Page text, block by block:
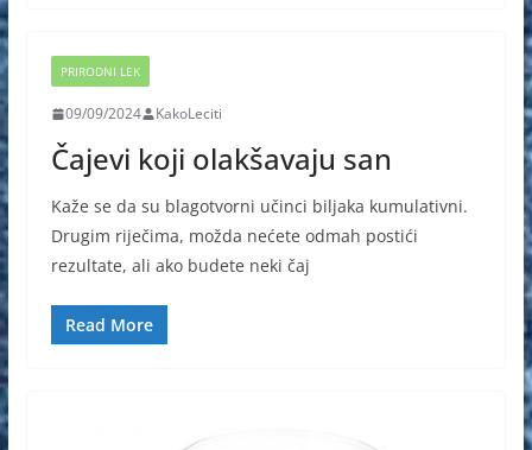
PRIRODNI LEK
09/09/2024 KakoLeciti
Čajevi koji olakšavaju san
Kaže se da su blagotvorni učinci biljaka kumulativni.
Drugim riječima, možda nećete odmah postići
rezultate, ali ako budete neki čaj
Read More